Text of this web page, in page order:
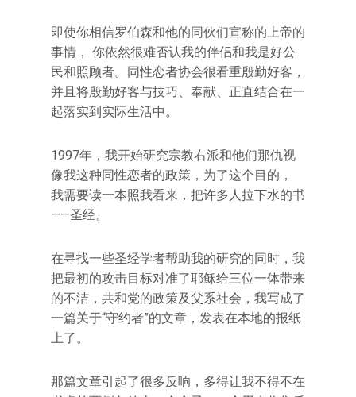
即使你相信罗伯森和他的同伙们宣称的上帝的
事情， 你依然很难否认我的伴侣和我是好公
民和照顾者。同性恋者协会很看重殷勤好客，
并且将殷勤好客与技巧、奉献、正直结合在一
起落实到实际生活中。
1997年，我开始研究宗教右派和他们那仇视
像我这种同性恋者的政策，为了这个目的，
我需要读一本照我看来，把许多人拉下水的书
——圣经。
在寻找一些圣经学者帮助我的研究的同时，我
把最初的攻击目标对准了耶稣给三位一体带来
的不洁，共和党的政策及父系社会，我写成了
一篇关于“守约者”的文章，发表在本地的报纸
上了。
那篇文章引起了很多反响，多得让我不得不在